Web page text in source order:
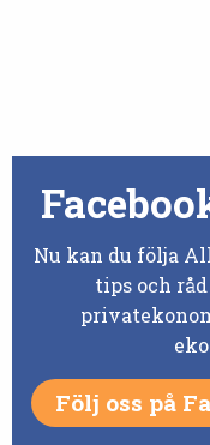
Nu kan du följa
tips och
Följ oss på